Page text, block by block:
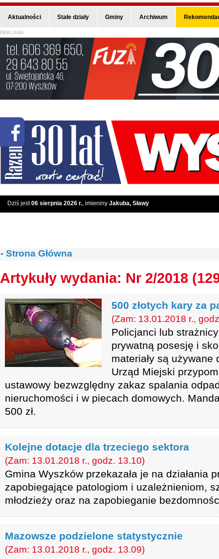
Aktualności Stałe działy Gminy Archiwum
REKLAMA
Dziś jest06 sierpnia 2026 r., imieniny Jakuba, Sławy
- Strona Główna
Artykuły wydania: Nr 2/2018
500 złotych kary za
(Zam: 13.01.2018 r.,
Policjanci lub
prywatną posesję i
materiały są
Urząd Miejski
ustawowy bezwzględny zakaz spalania
nieruchomości i w piecach domowych.
500 zł.
Kolejne dotacje dla trzeciego sektora
(Zam: 13.01.2018 r., godz. 13.10)
Gmina Wyszków przekazała je na działania
zapobiegające patologiom i uzależnieniom,
młodzieży oraz na zapobieganie
Mazowsze podzielone statystycznie
(Zam: 13.01.2018 r., godz. 13.09)